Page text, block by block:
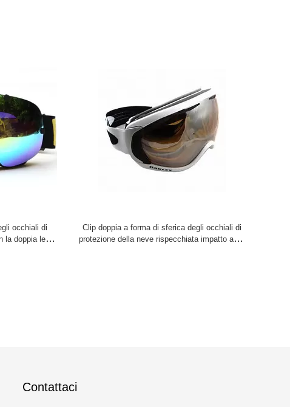
occhiali di
la doppia lente
Clip doppia a forma di sferica degli occhiali di
protezione della neve rispecchiata impatto anti-
Contattaci